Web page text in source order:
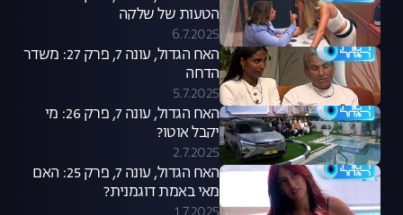
הטעות של שלקה
6.7.2025
האח הגדול, עונה 7, פרק 27: משדר
הדחה
5.7.2025
האח הגדול, עונה 7, פרק 26: מי
יקבל אוטו?
2.7.2025
האח הגדול, עונה 7, פרק 25: האם
מאי באמת דוגמנית?